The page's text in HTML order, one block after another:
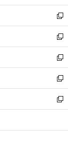
開
く
ウ
で
開
く
ン
ド
ウ
で
開
く
ウ
ィ
ン
ド
ウ
で
開
く
新
し
い
ウ
ィ
ン
ド
ウ
で
開
新
し
い
ウ
ィ
ン
ド
ウ
開
新
し
い
ウ
ィ
ン
ウ
新
し
い
ウ
ン
新
し
ウ